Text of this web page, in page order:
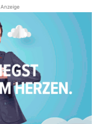
Anzeige